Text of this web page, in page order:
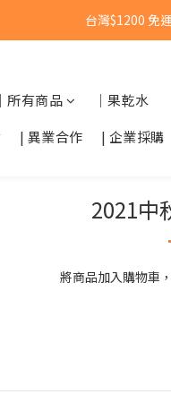
台灣$1200 免
台灣$1200 免
【點我👉】加入淡果
台灣$1200 免
｜所有商品 ｜果乾水
| 異業合作 | 企業採購
2021中
將商品加入購物車